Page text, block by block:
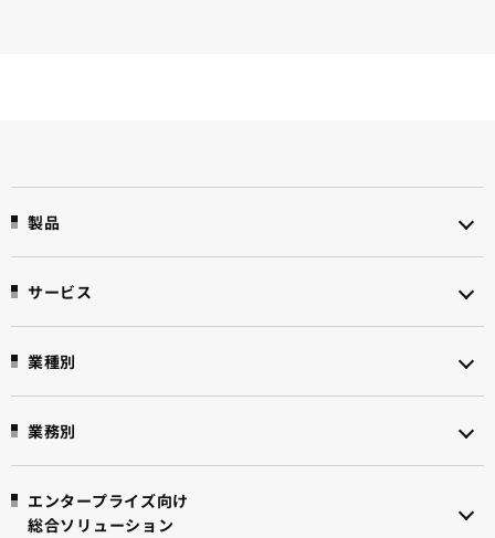
製品
サービス
業種別
業務別
エンタープライズ向け
総合ソリューション